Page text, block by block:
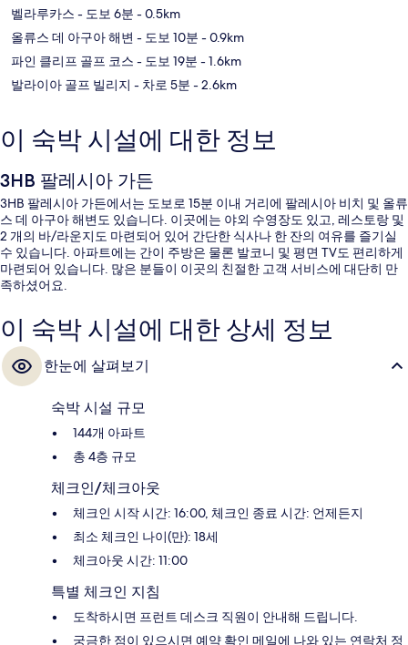
벨라루카스 - 도보 6분 - 0.5km
올류스 데 아구아 해변 - 도보 10분 - 0.9km
파인 클리프 골프 코스 - 도보 19분 - 1.6km
발라이아 골프 빌리지 - 차로 5분 - 2.6km
이 숙박 시설에 대한 정보
3HB 팔레시아 가든
3HB 팔레시아 가든에서는 도보로 15분 이내 거리에 팔레시아 비치 및 올류
스 데 아구아 해변도 있습니다. 이곳에는 야외 수영장도 있고, 레스토랑 및
2 개의 바/라운지도 마련되어 있어 간단한 식사나 한 잔의 여유를 즐기실
수 있습니다. 아파트에는 간이 주방은 물론 발코니 및 평면 TV도 편리하게
마련되어 있습니다. 많은 분들이 이곳의 친절한 고객 서비스에 대단히 만
족하셨어요.
이 숙박 시설에 대한 상세 정보
한눈에 살펴보기
숙박 시설 규모
144개 아파트
총 4층 규모
체크인/체크아웃
체크인 시작 시간: 16:00, 체크인 종료 시간: 언제든지
최소 체크인 나이(만): 18세
체크아웃 시간: 11:00
특별 체크인 지침
도착하시면 프런트 데스크 직원이 안내해 드립니다.
궁금한 점이 있으시면 예약 확인 메일에 나와 있는 연락처 정